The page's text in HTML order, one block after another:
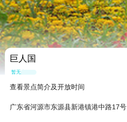
巨人国
暂无点评
查看景点简介及开放时间
广东省河源市东源县新港镇港中路17号